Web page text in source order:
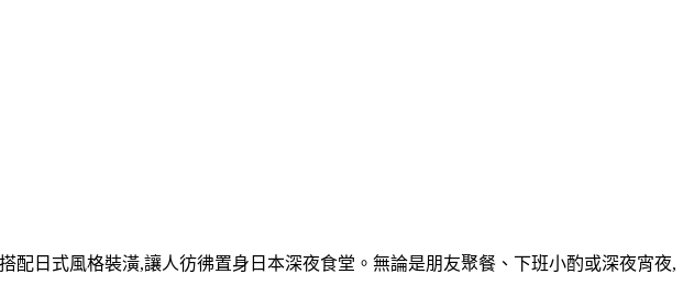
日式風格裝潢,讓人彷彿置身日本深夜食堂。無論是朋友聚餐、下班小酌或深夜宵夜,